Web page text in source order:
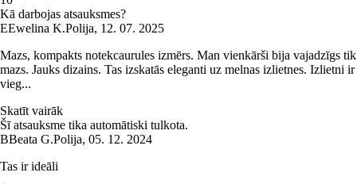
Kā darbojas atsauksmes?
EEwelina K.Polija, 12. 07. 2025
Mazs, kompakts notekcaurules izmērs. Man vienkārši bija vajadzīgs tik
mazs. Jauks dizains. Tas izskatās eleganti uz melnas izlietnes. Izlietni ir
vieg...
Skatīt vairāk
Šī atsauksme tika automātiski tulkota.
BBeata G.Polija, 05. 12. 2024
Tas ir ideāli